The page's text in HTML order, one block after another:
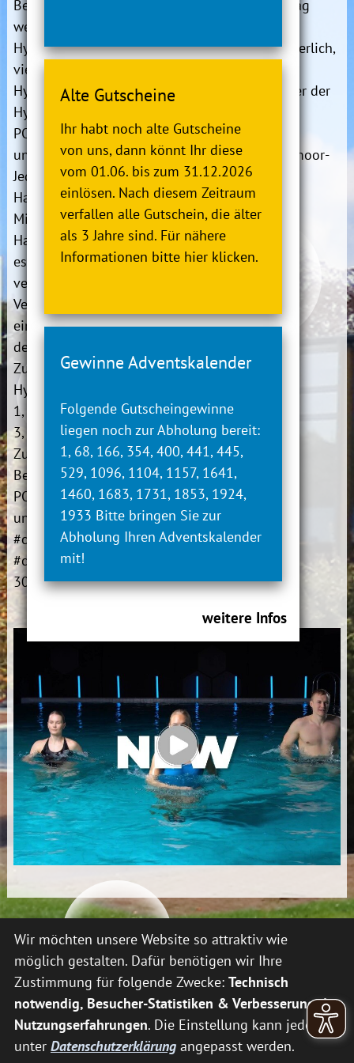
Alte Gutscheine
Ihr habt noch alte Gutscheine
von uns, dann könnt Ihr diese
vom 01.06. bis zum 31.12.2026
einlösen. Nach diesem Zeitraum
verfallen alle Gutschein, die älter
als 3 Jahre sind. Für nähere
Informationen bitte hier klicken.
Gewinne Adventskalender
Folgende Gutscheingewinne
liegen noch zur Abholung bereit:
1, 68, 166, 354, 400, 441, 445,
529, 1096, 1104, 1157, 1641,
1460, 1683, 1731, 1853, 1924,
1933 Bitte bringen Sie zur
Abholung Ihren Adventskalender
mit!
weitere Infos
Beckenrand präsentiert
werden.
Hydrohex bietet derzeit
vier Kursarten an:
Hydrohex CARDIO,
Hydrohex
POWER,Hydrohex MOVE
und Hydrohex BEAT.
Jede Kursart umfasst die
Hauptkurse von 45
Minuten. Für jeden
Hauptkurs gibt
es
außerdem zwei
verkürzte 30-Minuten-
Versionen, die sich auf
einen bestimmtenAspekt
des Kurses konzentrieren.
Zum Beispiel umfasst
Hydrohex POWER POWER
1, POWER 2 und POWER
3, jeweils45 Minuten.
Zusätzlich wird zum
Beispiel Hydrohex
POWER 2 weiter
unterteilt inPOWER 2
#circuit und POWER 2
#challenge, jeweils etwa
30 Minuten.
Sonntag
Anmeldung:erforderlich,
unter der
04745 94330 oder
per E-Mail: info@moor-
therme.de
Tourismus, Kur und Freizeit
GmbH Bederkesa
Berghorn 13
27624 Geestland
04745 9433-0
Unsere Zertifizierungen:
Wir möchten unsere Website so attraktiv wie
möglich gestalten. Dafür benötigen wir Ihre
Zustimmung für folgende Zwecke: Technisch
notwendig, Besucher-Statistiken & Verbesserung der
Nutzungserfahrungen. Die Einstellung kann jederzeit
unter Datenschutzerklärung angepasst werden.